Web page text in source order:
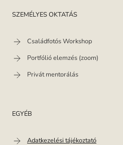
SZEMÉLYES OKTATÁS
Családfotós Workshop
Portfólió elemzés (zoom)
Privát mentorálás
EGYÉB
Adatkezelési tájékoztató